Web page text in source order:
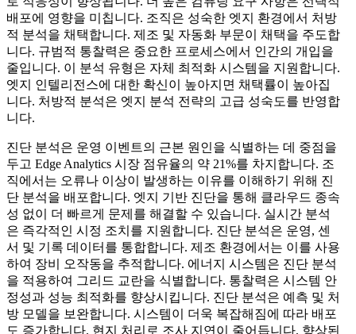
배포에 영향을 미칩니다. 조직은 성숙한 엣지 환경에서 처방
적 분석을 채택합니다. 제조 및 자동화 부문이 채택을 주도합
니다. 규범적 통찰력은 중요한 프로세스에서 인간의 개입을
줄입니다. 이 분석 유형은 자체 최적화 시스템을 지원합니다.
엣지 인텔리전스에 대한 확신이 높아지면 채택률이 높아집
니다. 처방적 분석은 엣지 분석 전략의 고급 성숙도를 반영합
니다.
진단 분석은 운영 이벤트의 근본 원인을 식별하는 데 중점을
두고 Edge Analytics 시장 점유율의 약 21%를 차지합니다. 조
직에서는 오류나 이상이 발생하는 이유를 이해하기 위해 진
단 분석을 배포합니다. 엣지 기반 진단을 통해 클라우드 종속
성 없이 더 빠르게 문제를 해결할 수 있습니다. 실시간 분석
은 즉각적인 시정 조치를 지원합니다. 진단 분석은 운영, 센
서 및 기록 데이터를 통합합니다. 제조 환경에서는 이를 사용
하여 장비 오작동을 추적합니다. 에너지 시스템은 진단 분석
을 적용하여 그리드 교란을 식별합니다. 통찰력은 시스템 안
정성과 성능 최적화를 향상시킵니다. 진단 분석은 예측 및 처
방 모델을 보완합니다. 시스템이 더욱 복잡해짐에 따라 배포
도 증가합니다. 현지 처리로 조사 지연이 줄어듭니다. 향상된